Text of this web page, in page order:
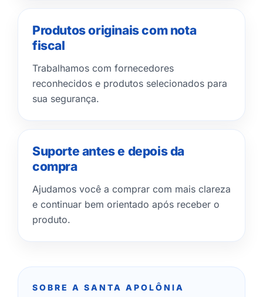
Produtos originais com nota
fiscal
Trabalhamos com fornecedores
reconhecidos e produtos selecionados para
sua segurança.
Suporte antes e depois da
compra
Ajudamos você a comprar com mais clareza
e continuar bem orientado após receber o
produto.
SOBRE A SANTA APOLÔNIA